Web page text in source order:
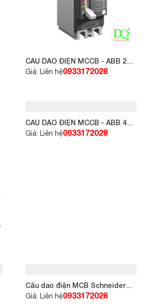
CẦU DAO ĐIỆN MCCB - ABB 2P
25A 30kA loại A1N
Giá: Liên hệ0933172028
Cầu dao điện MCB Schneider
EZ9F34163 1P 32A 4.5kA
Giá: Liên hệ0933172028